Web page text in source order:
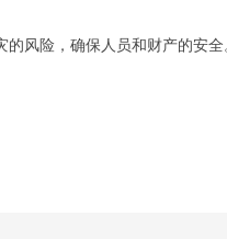
风险，确保人员和财产的安